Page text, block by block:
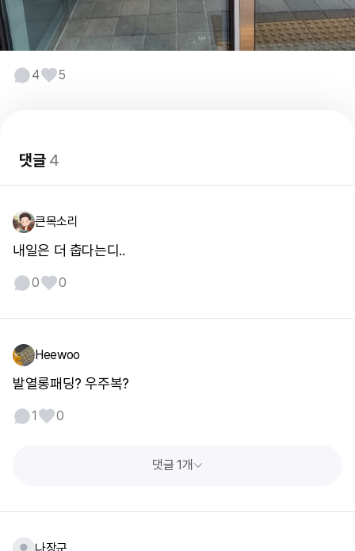
4 5
댓글4
큰목소리
내일은 더 춥다는디..
0 0
Heewoo
발열롱패딩? 우주복?
1 0
댓글 1개